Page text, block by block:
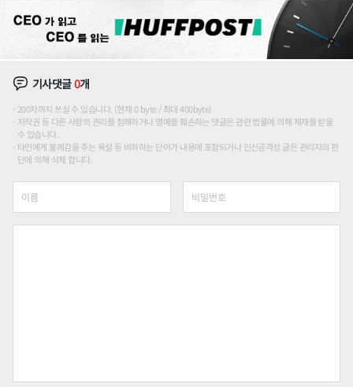
기사댓글0개
200자까지 쓰실 수 있습니다. (현재 0 byte / 최대 400byte)
저작권 등 다른 사람의 권리를 침해하거나 명예를 훼손하는 댓글은 관련 법률에 의해 제재를 받을
수 있습니다.
타인에게 불쾌감을 주는 욕설 등 비하하는 단어가 내용에 포함되거나 인신공격성 글은 관리자의 판
단에 의해 삭제 합니다.